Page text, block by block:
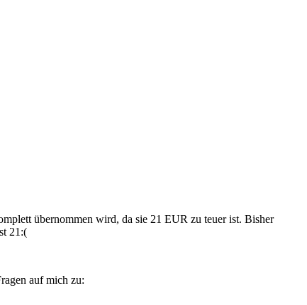
übernommen wird, da sie 21 EUR zu teuer ist. Bisher
21:(
auf mich zu: